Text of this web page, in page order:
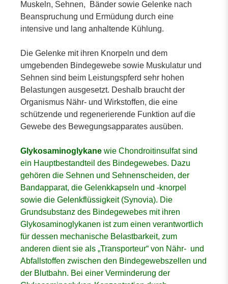
Muskeln, Sehnen, Bänder sowie Gelenke nach
Beanspruchung und Ermüdung durch eine
intensive und lang anhaltende Kühlung.
Die Gelenke mit ihren Knorpeln und dem
umgebenden Bindegewebe sowie Muskulatur und
Sehnen sind beim Leistungspferd sehr hohen
Belastungen ausgesetzt. Deshalb braucht der
Organismus Nähr- und Wirkstoffen, die eine
schützende und regenerierende Funktion auf die
Gewebe des Bewegungsapparates ausüben.
Glykosaminoglykane wie Chondroitinsulfat sind
ein Hauptbestandteil des Bindegewebes. Dazu
gehören die Sehnen und Sehnenscheiden, der
Bandapparat, die Gelenkkapseln und -knorpel
sowie die Gelenkflüssigkeit (Synovia). Die
Grundsubstanz des Bindegewebes mit ihren
Glykosaminoglykanen ist zum einen verantwortlich
für dessen mechanische Belastbarkeit, zum
anderen dient sie als „Transporteur“ von Nähr- und
Abfallstoffen zwischen den Bindegewebszellen und
der Blutbahn. Bei einer Verminderung der